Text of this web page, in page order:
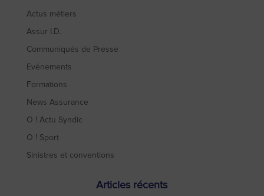
Actus métiers
Assur I.D.
Communiqués de Presse
Evénements
Formations
News Assurance
O ! Actu Syndic
O ! Sport
Sinistres et conventions
Articles récents